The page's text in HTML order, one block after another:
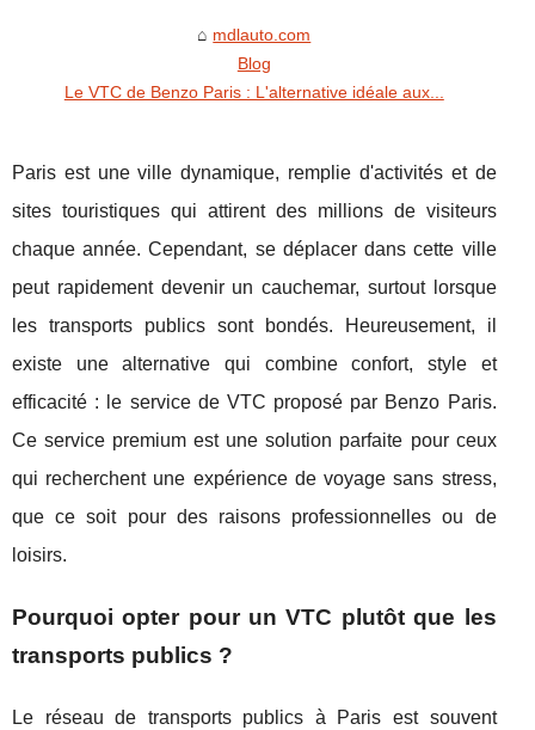
mdlauto.com
Blog
Le VTC de Benzo Paris : L'alternative idéale aux...
Paris est une ville dynamique, remplie d'activités et de
sites touristiques qui attirent des millions de visiteurs
chaque année. Cependant, se déplacer dans cette ville
peut rapidement devenir un cauchemar, surtout lorsque
les transports publics sont bondés. Heureusement, il
existe une alternative qui combine confort, style et
efficacité : le service de VTC proposé par Benzo Paris.
Ce service premium est une solution parfaite pour ceux
qui recherchent une expérience de voyage sans stress,
que ce soit pour des raisons professionnelles ou de
loisirs.
Pourquoi opter pour un VTC plutôt que les
transports publics ?
Le réseau de transports publics à Paris est souvent